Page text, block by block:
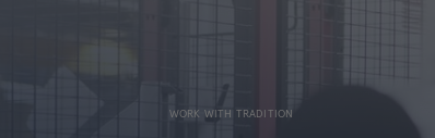
WORK WITH TRADITION